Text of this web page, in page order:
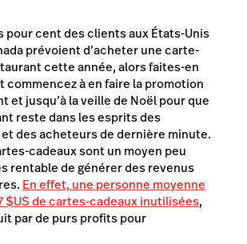
pour cent des clients aux États-Unis
prévoient d’acheter une carte-
cette année, alors faites-en
commencez à en faire la promotion
et jusqu’à la veille de Noël pour que
reste dans les esprits des
des acheteurs de dernière minute.
cadeaux sont un moyen peu
rentable de générer des revenus
En effet, une personne moyenne
$US de cartes-cadeaux inutilisées,
par de purs profits pour